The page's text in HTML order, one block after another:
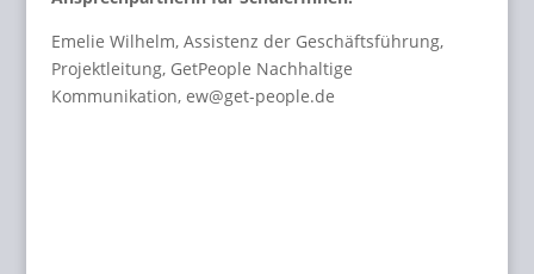
Emelie Wilhelm, Assistenz der Geschäftsführung,
Projektleitung, GetPeople Nachhaltige
Kommunikation, ew@get-people.de